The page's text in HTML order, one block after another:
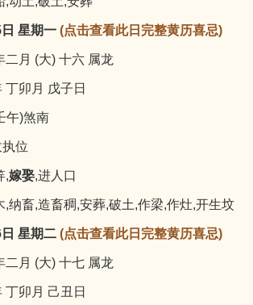
星期一 (点击查看此日完整黄历喜忌)
月 (大) 十六 属龙
卯月 戊子日
)煞南
位
,嫁娶,进人口
,纳畜,造畜稠,安葬,破土,作梁,作灶,开生坟
星期二 (点击查看此日完整黄历喜忌)
月 (大) 十七 属龙
卯月 己丑日